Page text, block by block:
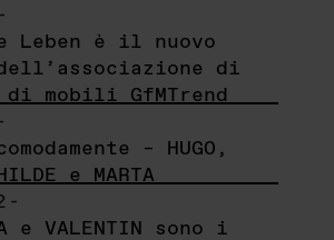
Leben è il nuovo
di
mobili GfMTrend
– HUGO,
e MARTA
-
e VALENTIN sono i